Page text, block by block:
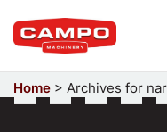
Home > Archives for